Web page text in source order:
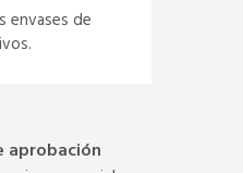
envases de
aprobación